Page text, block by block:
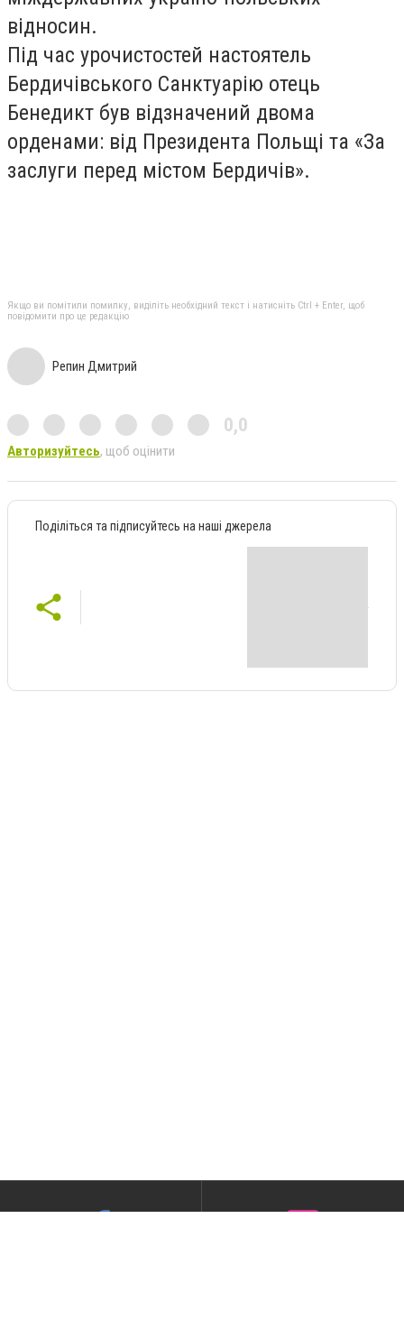
відносин.
Під час урочистостей настоятель
Бердичівського Санктуарію отець
Бенедикт був відзначений двома
орденами: від Президента Польщі та «За
заслуги перед містом Бердичів».
Якщо ви помітили помилку, виділіть необхідний текст і натисніть Ctrl + Enter, щоб
повідомити про це редакцію
Репин Дмитрий
0,0
Авторизуйтесь, щоб оцінити
Поділіться та підписуйтесь на наші джерела